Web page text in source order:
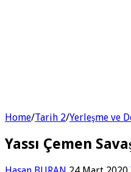
Home/Tarih 2/Yerleşme ve
Yassı Çemen